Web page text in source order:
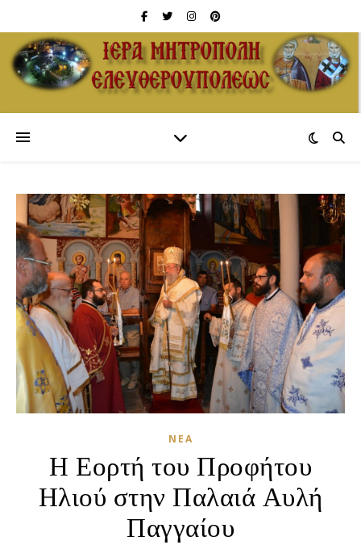
ΝΈΑ
Η Εορτή του Προφήτου
Ηλιού στην Παλαιά Αυλή
Παγγαίου